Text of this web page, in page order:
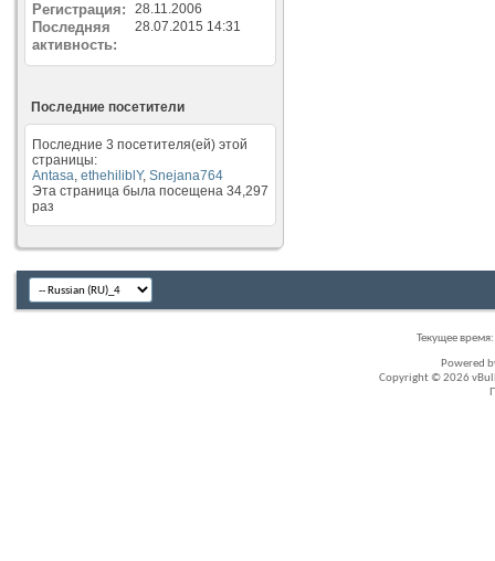
Регистрация 28.11.2006
Последняя
активность
28.07.2015 14:31
Последние посетители
Последние 3 посетителя(ей) этой
страницы:
Antasa, ethehiliblY, Snejana764
Эта страница была посещена 34,297
раз
Текущее время:
Powered
Copyright © 2026